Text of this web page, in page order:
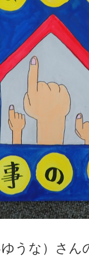
うな）さん